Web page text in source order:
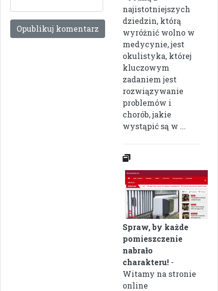
najistotniejszych
dziedzin, którą
wyróżnić wolno w
medycynie, jest
okulistyka, której
kluczowym
zadaniem jest
rozwiązywanie
problemów i
chorób, jakie
wystąpić są w ...
Spraw, by każde
pomieszczenie
nabrało
charakteru! -
Witamy na stronie
online